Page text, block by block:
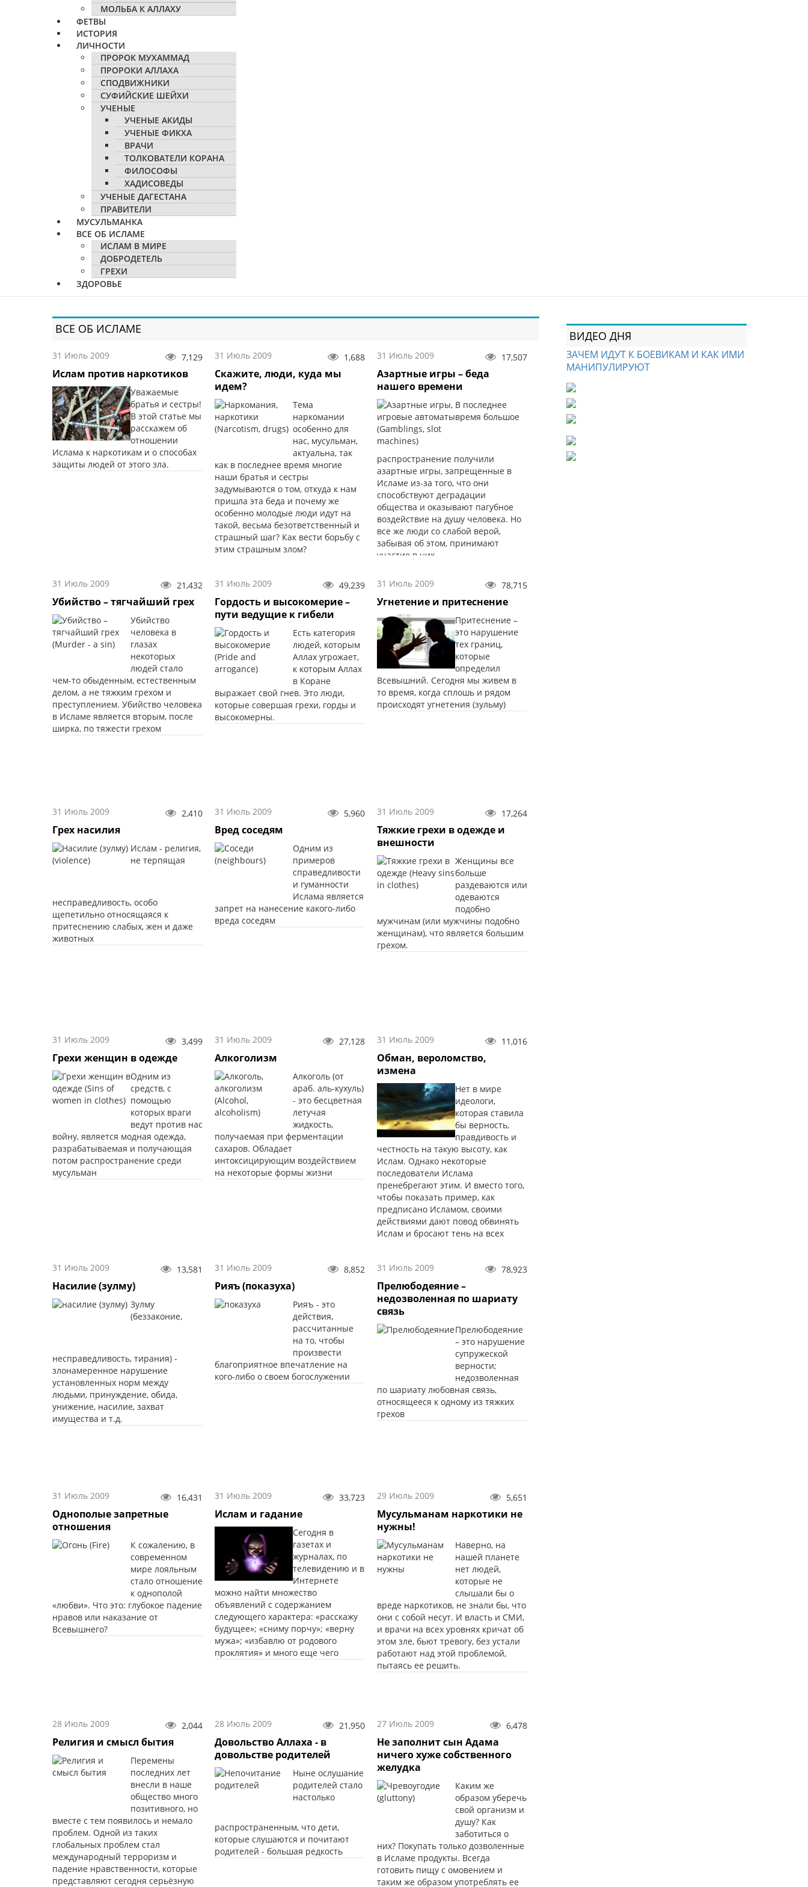
МОЛЬБА К АЛЛАХУ
ФЕТВЫ
ИСТОРИЯ
ЛИЧНОСТИ
ПРОРОК МУХАММАД
ПРОРОКИ АЛЛАХА
СПОДВИЖНИКИ
СУФИЙСКИЕ ШЕЙХИ
УЧЕНЫЕ
УЧЕНЫЕ АКИДЫ
УЧЕНЫЕ ФИКХА
ВРАЧИ
ТОЛКОВАТЕЛИ КОРАНА
ФИЛОСОФЫ
ХАДИСОВЕДЫ
УЧЕНЫЕ ДАГЕСТАНА
ПРАВИТЕЛИ
МУСУЛЬМАНКА
ВСЕ ОБ ИСЛАМЕ
ИСЛАМ В МИРЕ
ДОБРОДЕТЕЛЬ
ГРЕХИ
ЗДОРОВЬЕ
ВСЕ ОБ ИСЛАМЕ
31 Июль 2009 7,129
Ислам против наркотиков
Уважаемые
братья и сестры!
В этой статье мы
расскажем об
отношении
Ислама к наркотикам и о способах
защиты людей от этого зла.
31 Июль 2009 1,688
Скажите, люди, куда мы
идем?
Тема
наркомании
особенно для
нас, мусульман,
актуальна, так
как в последнее время многие
наши братья и сестры
задумываются о том, откуда к нам
пришла эта беда и почему же
особенно молодые люди идут на
такой, весьма безответственный и
страшный шаг? Как вести борьбу с
этим страшным злом?
31 Июль 2009 17,507
Азартные игры – беда
нашего времени
В последнее
время большое
распространение получили
азартные игры, запрещенные в
Исламе из-за того, что они
способствуют деградации
общества и оказывают пагубное
воздействие на душу человека. Но
все же люди со слабой верой,
забывая об этом, принимают
участие в них.
31 Июль 2009 21,432
Убийство – тягчайший грех
Убийство
человека в
глазах
некоторых
людей стало
чем-то обыденным, естественным
делом, а не тяжким грехом и
преступлением. Убийство человека
в Исламе является вторым, после
ширка, по тяжести грехом
31 Июль 2009 49,239
Гордость и высокомерие –
пути ведущие к гибели
Есть категория
людей, которым
Аллах угрожает,
к которым Аллах
в Коране
выражает свой гнев. Это люди,
которые совершая грехи, горды и
высокомерны.
31 Июль 2009 78,715
Угнетение и притеснение
Притеснение –
это нарушение
тех границ,
которые
определил
Всевышний. Сегодня мы живем в
то время, когда сплошь и рядом
происходят угнетения (зульму)
31 Июль 2009 2,410
Грех насилия
Ислам - религия,
не терпящая
несправедливость, особо
щепетильно относящаяся к
притеснению слабых, жен и даже
животных
31 Июль 2009 5,960
Вред соседям
Одним из
примеров
справедливости
и гуманности
Ислама является
запрет на нанесение какого-либо
вреда соседям
31 Июль 2009 17,264
Тяжкие грехи в одежде и
внешности
Женщины все
больше
раздеваются или
одеваются
подобно
мужчинам (или мужчины подобно
женщинам), что является большим
грехом.
31 Июль 2009 3,499
Грехи женщин в одежде
Одним из
средств, с
помощью
которых враги
ведут против нас
войну, является модная одежда,
разрабатываемая и получающая
потом распространение среди
мусульман
31 Июль 2009 27,128
Алкоголизм
Алкоголь (от
араб. аль-кухуль)
- это бесцветная
летучая
жидкость,
получаемая при ферментации
сахаров. Обладает
интоксицирующим воздействием
на некоторые формы жизни
31 Июль 2009 11,016
Обман, вероломство,
измена
Нет в мире
идеологи,
которая ставила
бы верность,
правдивость и
честность на такую высоту, как
Ислам. Однако некоторые
последователи Ислама
пренебрегают этим. И вместо того,
чтобы показать пример, как
предписано Исламом, своими
действиями дают повод обвинять
Ислам и бросают тень на всех
31 Июль 2009
13,581
Насилие (зулму)
Зулму
(беззаконие,
несправедливость, тирания) -
злонамеренное нарушение
установленных норм между
людьми, принуждение, обида,
унижение, насилие, захват
имущества и т.д.
31 Июль 2009 8,852
Рияъ (показуха)
Рияъ - это
действия,
рассчитанные
на то, чтобы
произвести
благоприятное впечатление на
кого-либо о своем богослужении
31 Июль 2009 78,923
Прелюбодеяние –
недозволенная по шариату
связь
Прелюбодеяние
– это нарушение
супружеской
верности;
недозволенная
по шариату любовная связь,
относящееся к одному из тяжких
грехов
31 Июль 2009 16,431
Однополые запретные
отношения
К сожалению, в
современном
мире лояльным
стало отношение
к однополой
«любви». Что это: глубокое падение
нравов или наказание от
Всевышнего?
31 Июль 2009 33,723
Ислам и гадание
Сегодня в
газетах и
журналах, по
телевидению и в
Интернете
можно найти множество
объявлений с содержанием
следующего характера: «расскажу
будущее»; «сниму порчу»; «верну
мужа»; «избавлю от родового
проклятия» и много еще чего
29 Июль 2009 5,651
Мусульманам наркотики не
нужны!
Наверно, на
нашей планете
нет людей,
которые не
слышали бы о
вреде наркотиков, не знали бы, что
они с собой несут. И власть и СМИ,
и врачи на всех уровнях кричат об
этом зле, бьют тревогу, без устали
работают над этой проблемой,
пытаясь ее решить.
28 Июль 2009 2,044
Религия и смысл бытия
Перемены
последних лет
внесли в наше
общество много
позитивного, но
вместе с тем появилось и немало
проблем. Одной из таких
глобальных проблем стал
международный терроризм и
падение нравственности, которые
представляют сегодня серьёзную
28 Июль 2009 21,950
Довольство Аллаха - в
довольстве родителей
Ныне ослушание
родителей стало
настолько
распространенным, что дети,
которые слушаются и почитают
родителей - большая редкость
27 Июль 2009 6,478
Не заполнит сын Адама
ничего хуже собственного
желудка
Каким же
образом уберечь
свой организм и
душу? Как
заботиться о
них? Покупать только дозволенные
в Исламе продукты. Всегда
готовить пищу с омовением и
таким же образом употреблять ее
ВИДЕО ДНЯ
ЗАЧЕМ ИДУТ К БОЕВИКАМ И КАК ИМИ
МАНИПУЛИРУЮТ